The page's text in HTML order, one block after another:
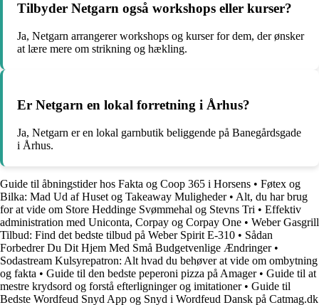
Tilbyder Netgarn også workshops eller kurser?
Ja, Netgarn arrangerer workshops og kurser for dem, der ønsker
at lære mere om strikning og hækling.
Er Netgarn en lokal forretning i Århus?
Ja, Netgarn er en lokal garnbutik beliggende på Banegårdsgade
i Århus.
Guide til åbningstider hos Fakta og Coop 365 i Horsens • Føtex og
Bilka: Mad Ud af Huset og Takeaway Muligheder• Alt, du har brug
for at vide om Store Heddinge Svømmehal og Stevns Tri • Effektiv
administration med Uniconta, Corpay og Corpay One • Weber Gasgrill
Tilbud: Find det bedste tilbud på Weber Spirit E-310 • Sådan
Forbedrer Du Dit Hjem Med Små Budgetvenlige Ændringer•
Sodastream Kulsyrepatron: Alt hvad du behøver at vide om ombytning
og fakta • Guide til den bedste peperoni pizza på Amager• Guide til at
mestre krydsord og forstå efterligninger og imitationer• Guide til
Bedste Wordfeud Snyd App og Snyd i Wordfeud Dansk på Catmag.dk